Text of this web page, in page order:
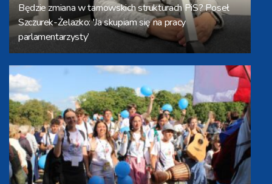
Będzie zmiana w tarnowskich strukturach PiS? Poseł
Szczurek-Żelazko: 'Ja skupiam się na pracy
parlamentarzysty’